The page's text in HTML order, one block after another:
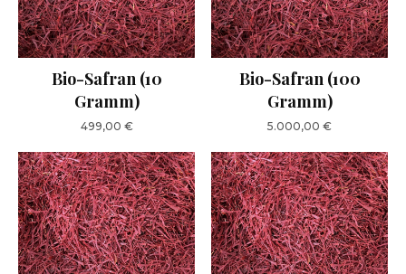
Bio-Safran (10
Gramm)
499,00 €
Bio-Safran (100
Gramm)
5.000,00 €